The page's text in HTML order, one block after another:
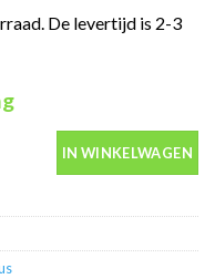
De levertijd is 2-3
autolak in spuitbus 400ml
IN WINKELWAGEN